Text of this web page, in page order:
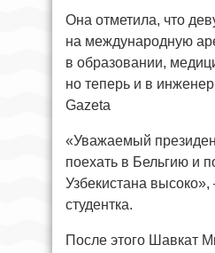
Она отметила, что
на международную
в образовании,
но теперь и в
Gazeta
«Уважаемый
поехать в Бельгию и
Узбекистана
студентка.
После этого Шавкат